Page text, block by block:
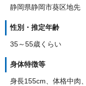
静岡県静岡市葵区地先
性別・推定年齢
35～55歳くらい
身体特徴等
身長155cm、体格中肉